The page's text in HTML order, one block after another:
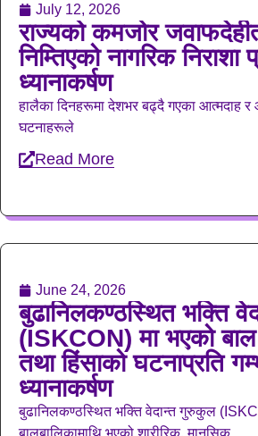
July 12, 2026
राज्यको कमजोर
निम्तिएको नागरिक निराशा
ध्यानाकर्षण
हालैका दिनहरूमा देशभर बढ्दै गएका आत्मदाह र
घटनाहरूले
Read More
June 24, 2026
बुढानिलकण्ठस्थित भक्ति
(ISKCON) मा भएको बाल
तथा हिंसाको घटनाप्रति
ध्यानाकर्षण
बुढानिलकण्ठस्थित भक्ति वेदान्त गुरुकुल